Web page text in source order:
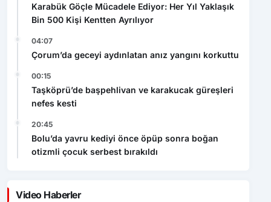
Karabük Göçle Mücadele Ediyor: Her Yıl Yaklaşık
Bin 500 Kişi Kentten Ayrılıyor
04:07
Çorum’da geceyi aydınlatan anız yangını korkuttu
00:15
Taşköprü’de başpehlivan ve karakucak güreşleri
nefes kesti
20:45
Bolu’da yavru kediyi önce öpüp sonra boğan
otizmli çocuk serbest bırakıldı
Video Haberler